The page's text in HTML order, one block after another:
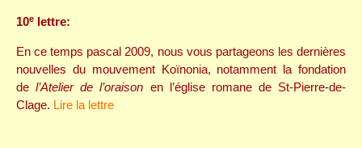
10e lettre:
En ce temps pascal 2009, nous vous partageons les dernières
nouvelles du mouvement Koïnonia, notamment la fondation
de l’Atelier de l’oraison en l’église romane de St-Pierre-de-
Clage. Lire la lettre